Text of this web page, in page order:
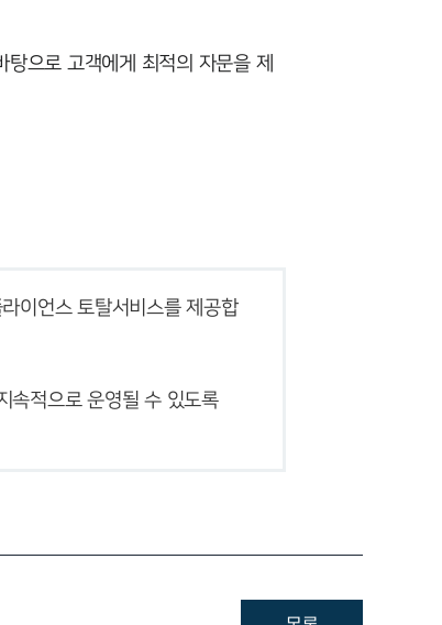
구성원 소개
공지사항
법률서식
대륜법률상담예약
으로 고객에게 최적의 자문을 제
이언스 토탈서비스를 제공합
속적으로 운영될 수 있도록